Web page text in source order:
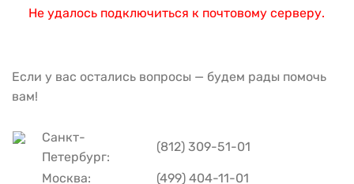
Не удалось подключиться к почтовому серверу.
Если у вас остались вопросы — будем рады помочь
вам!
Санкт-
Петербург:
(812) 309-51-01
Москва: (499) 404-11-01